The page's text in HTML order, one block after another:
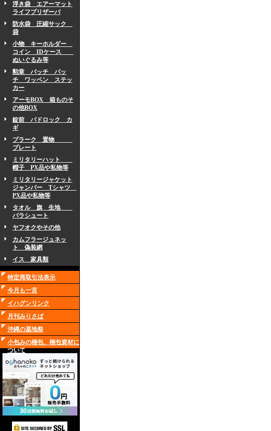
浮き袋 エアーマット
ライフプリザーバ
防水袋 圧縮サック
袋
小物 キーホルダー
コイン IDケース
ぬいぐるみ等
勲章 バッチ パッ
チ ワッペン ステッ
カー
アーモBOX 箱ものそ
の他BOX
錠前 パドロック カ
ギ
プラーク 置物
プレート
ミリタリーハット
帽子 PX品や私物等
ミリタリージャケット
ジャンパー Tシャツ
PX品や私物等
タオル 旗 生地
パラシュート
ヤフオクやその他
カムフラージュネッ
ト 偽装網
イス 家具類
特定商取引法表示
今月も一言
イハグンリンク
月刊みりさば
沖縄の基地祭
小包みの梱包、梱包資材に
ついて